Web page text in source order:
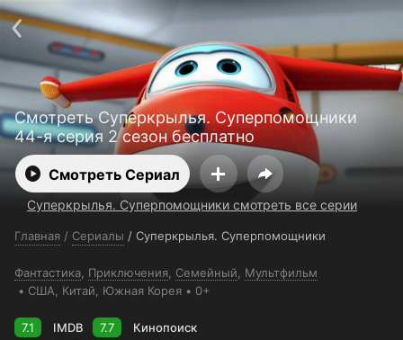
Смотреть Суперкрылья. Суперпомощники
44-я серия 2 сезон бесплатно
Смотреть Сериал
Суперкрылья. Суперпомощники смотреть все серии
Главная / Сериалы / Суперкрылья. Суперпомощники
Фантастика Приключения Семейный
Мультфильм
США , Китай , Южная Корея 0+
7.1 IMDB 7.7 Кинопоиск
Поддержка: support@24h.tv
О сервисе
Пользовательское соглашение
Политика конфиденциальности
Для партнёров
Открыть приложение
Ввести промокод
Установить на ТВ
Бесплатные каналы Контакты